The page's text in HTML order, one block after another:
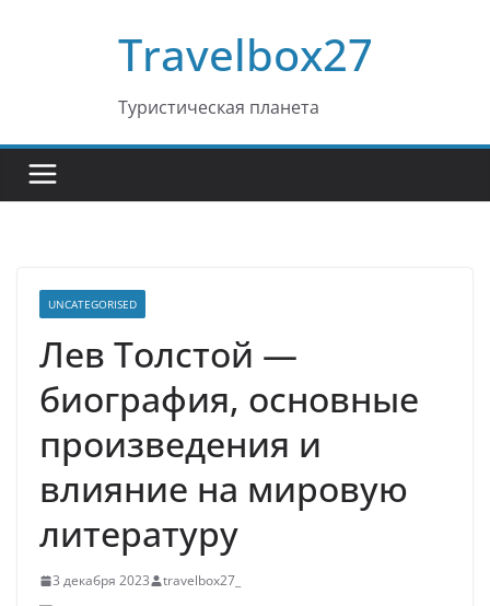
Travelbox27
Туристическая планета
UNCATEGORISED
Лев Толстой —
биография, основные
произведения и
влияние на мировую
литературу
3 декабря 2023 travelbox27_